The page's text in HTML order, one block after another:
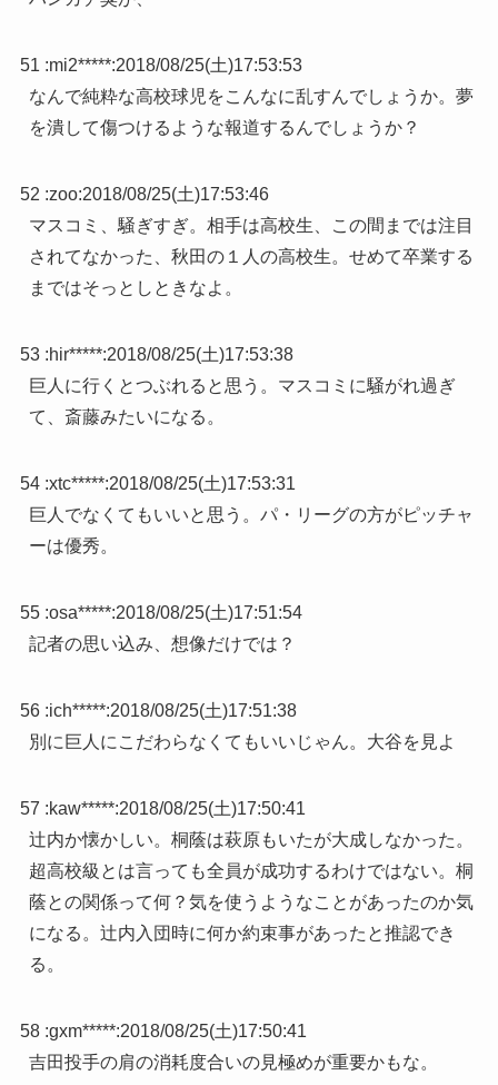
51 :mi2*****:2018/08/25(土)17:53:53
なんで純粋な高校球児をこんなに乱すんでしょうか。夢
を潰して傷つけるような報道するんでしょうか？
52 :zoo:2018/08/25(土)17:53:46
マスコミ、騒ぎすぎ。相手は高校生、この間までは注目
されてなかった、秋田の１人の高校生。せめて卒業する
まではそっとしときなよ。
53 :hir*****:2018/08/25(土)17:53:38
巨人に行くとつぶれると思う。マスコミに騒がれ過ぎ
て、斎藤みたいになる。
54 :xtc*****:2018/08/25(土)17:53:31
巨人でなくてもいいと思う。パ・リーグの方がピッチャ
ーは優秀。
55 :osa*****:2018/08/25(土)17:51:54
記者の思い込み、想像だけでは？
56 :ich*****:2018/08/25(土)17:51:38
別に巨人にこだわらなくてもいいじゃん。大谷を見よ
57 :kaw*****:2018/08/25(土)17:50:41
辻内か懐かしい。桐蔭は萩原もいたが大成しなかった。
超高校級とは言っても全員が成功するわけではない。桐
蔭との関係って何？気を使うようなことがあったのか気
になる。辻内入団時に何か約束事があったと推認でき
る。
58 :gxm*****:2018/08/25(土)17:50:41
吉田投手の肩の消耗度合いの見極めが重要かもな。